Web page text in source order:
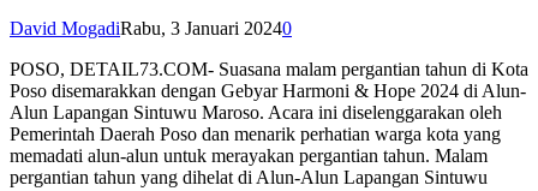
David MogadiRabu, 3 Januari 20240
POSO, DETAIL73.COM- Suasana malam pergantian tahun di Kota
Poso disemarakkan dengan Gebyar Harmoni & Hope 2024 di Alun-
Alun Lapangan Sintuwu Maroso. Acara ini diselenggarakan oleh
Pemerintah Daerah Poso dan menarik perhatian warga kota yang
memadati alun-alun untuk merayakan pergantian tahun. Malam
pergantian tahun yang dihelat di Alun-Alun Lapangan Sintuwu